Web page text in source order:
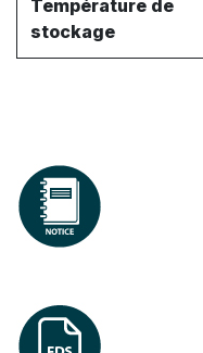
Température de
stockage